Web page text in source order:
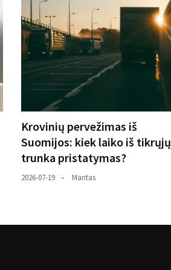
Krovinių pervežimas iš
Suomijos: kiek laiko iš tikrųjų
trunka pristatymas?
2026-07-19 Mantas